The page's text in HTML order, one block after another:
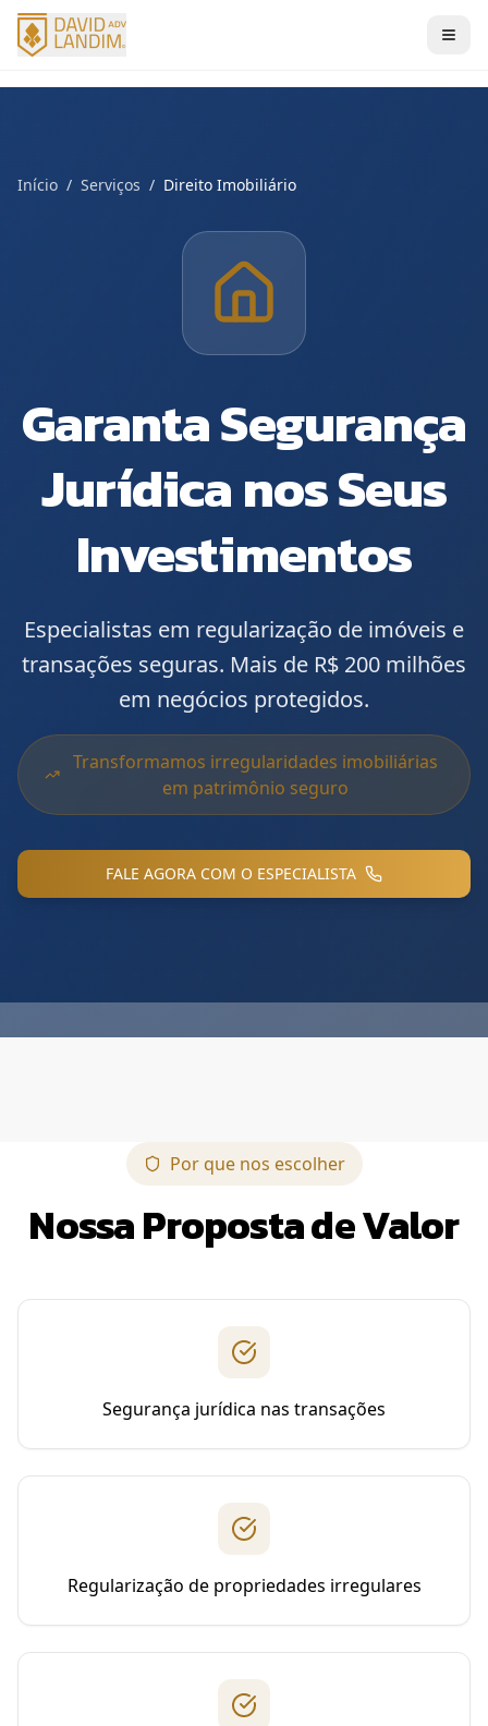
Início / Serviços / Direito Imobiliário
Garanta Segurança
Jurídica nos Seus
Investimentos
Especialistas em regularização de imóveis e
transações seguras. Mais de R$ 200 milhões
em negócios protegidos.
Transformamos irregularidades imobiliárias
em patrimônio seguro
FALE AGORA COM O ESPECIALISTA
Por que nos escolher
Nossa Proposta de Valor
Segurança jurídica nas transações
Regularização de propriedades irregulares